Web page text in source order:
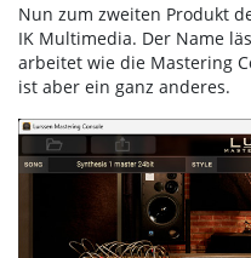
Nun zum zweiten Produkt
IK Multimedia. Der Name
arbeitet wie die Mastering
ist aber ein ganz anderes.